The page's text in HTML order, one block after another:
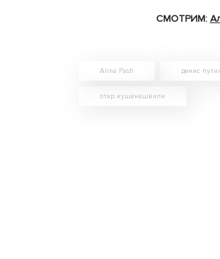
СМОТРИМ:
Alina Pash денис
отар кушанашвили